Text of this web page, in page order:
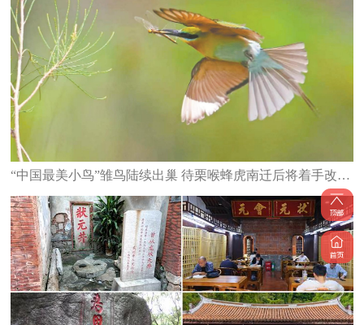
“中国最美小鸟”雏鸟陆续出巢 待栗喉蜂虎南迁后将着手改造栖息地